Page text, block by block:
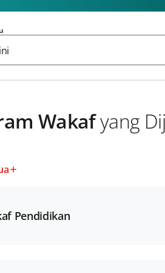
Wakafyang
Pendidikan